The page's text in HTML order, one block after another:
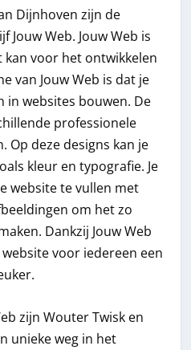
Dijnhoven zijn de
Jouw Web. Jouw Web is
kan voor het ontwikkelen
van Jouw Web is dat je
in websites bouwen. De
professionele
Op deze designs kan je
kleur en typografie. Je
website te vullen met
om het zo
Dankzij Jouw Web
voor iedereen een
zijn Wouter Twisk en
unieke weg in het